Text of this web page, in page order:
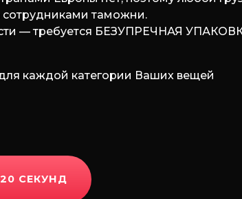
сотрудниками таможни.
— требуется БЕЗУПРЕЧНАЯ
каждой категории Ваших вещей
СЕКУНД